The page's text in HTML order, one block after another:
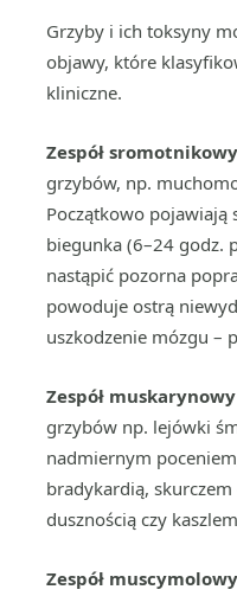
Grzyby i ich toksyny
objawy, które
kliniczne.
Zespół sromotnikowy
grzybów, np.
Początkowo pojawiają
biegunka (6–24 godz.
nastąpić pozorna
powoduje ostrą
uszkodzenie mózgu –
Zespół muskarynowy
grzybów np. lejówki
nadmiernym
bradykardią,
dusznością czy
Zespół muscymolowy